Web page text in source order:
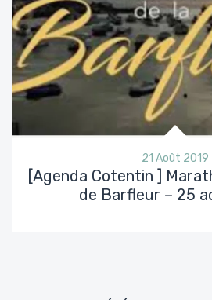
21 Août 2019
[Agenda Cotentin ]
de Barfleur – 25